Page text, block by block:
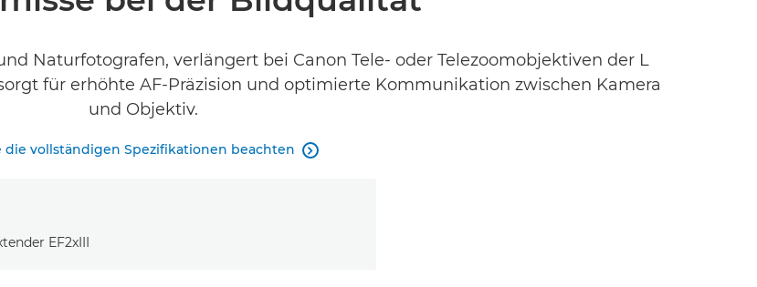
Naturfotografen, verlängert bei Canon Tele- oder Telezoomobjektiven der L
für erhöhte AF-Präzision und optimierte Kommunikation zwischen Kamera
und Objektiv.
die vollständigen Spezifikationen beachten 